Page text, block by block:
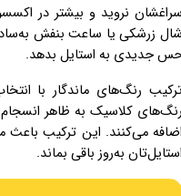
نروید و بیشتر در
زرشکی یا ساعت بنفش
جدیدی به استایل بدهد.
رنگ‌های ماندگار با
کلاسیک به ظاهر
می‌کنند. این ترکیب
به‌روز باقی بماند.